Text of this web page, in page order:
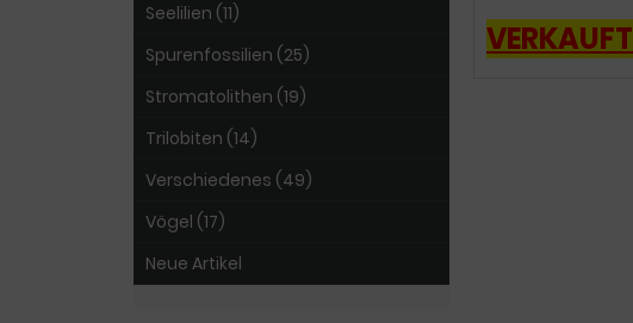
VERKAUFT
Seelilien (11)
Spurenfossilien (25)
Stromatolithen (19)
Trilobiten (14)
Verschiedenes (49)
Vögel (17)
Neue Artikel